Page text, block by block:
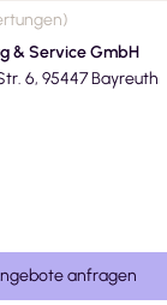
)
& Service GmbH
Karl-von-Linde-Str. 6, 95447 Bayreuth
anfragen